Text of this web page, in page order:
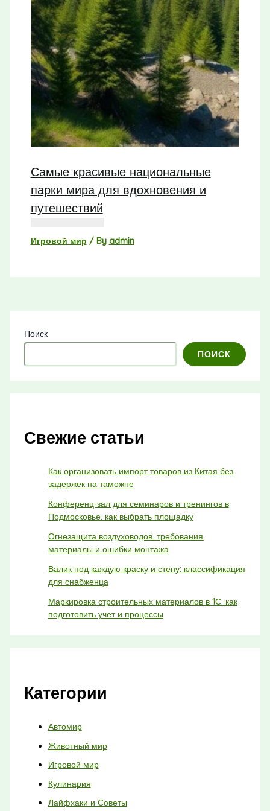
Самые красивые национальные
парки мира для вдохновения и
путешествий
Игровой мир / By admin
Поиск
ПОИСК
Свежие статьи
Как организовать импорт товаров из Китая без
задержек на таможне
Конференц-зал для семинаров и тренингов в
Подмосковье: как выбрать площадку
Огнезащита воздуховодов: требования,
материалы и ошибки монтажа
Валик под каждую краску и стену: классификация
для снабженца
Маркировка строительных материалов в 1С: как
подготовить учет и процессы
Категории
Автомир
Животный мир
Игровой мир
Кулинария
Лайфхаки и Советы